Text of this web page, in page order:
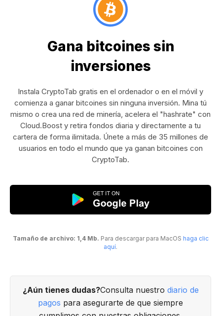
Gana bitcoines sin
inversiones
Instala CryptoTab gratis en el ordenador o en el móvil y
comienza a ganar bitcoines sin ninguna inversión. Mina tú
mismo o crea una red de minería, acelera el "hashrate" con
Cloud.Boost y retira fondos diaria y directamente a tu
cartera de forma ilimitada. Únete a más de 35 millones de
usuarios en todo el mundo que ya ganan bitcoines con
CryptoTab.
Tamaño de archivo: 1,4 Mb. Para descargar para MacOS haga clic
aquí.
¿Aún tienes dudas?Consulta nuestro diario de
pagos para asegurarte de que siempre